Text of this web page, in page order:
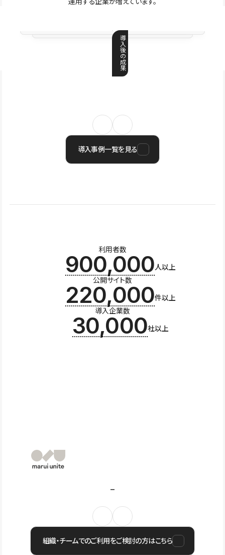
導
入
後
の
成
果
導入事例一覧を見る
利用者数
900,000人以上
公開サイト数
220,000件以上
導入企業数
30,000社以上
組織・チームでのご利用をご検討の方はこちら